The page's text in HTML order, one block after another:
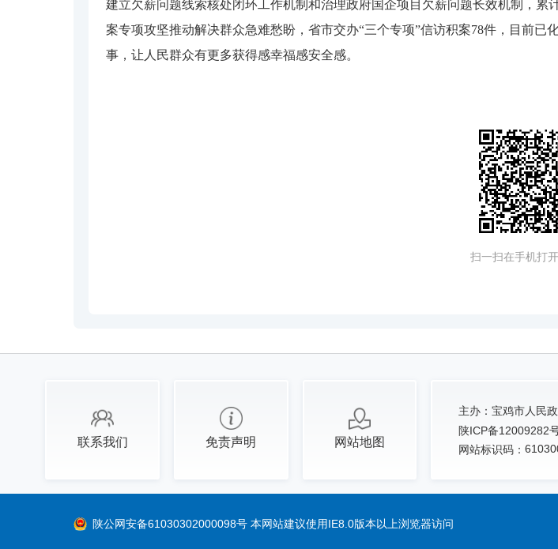
建立欠薪问题线索核处闭环工作机制和治理政府国企项目欠薪问题长效机制，累
案专项攻坚推动解决群众急难愁盼，省市交办“三个专项”信访积案78件，目前
事，让人民群众有更多获得感幸福感安全感。
扫一扫在手机打
联系我们 免责声明 网站地图
主办： 宝鸡市人民
陕ICP备12009282
网站标识码：
陕公网安备61030302000098号 本网站建议使用IE8.0版本以上浏览器访问